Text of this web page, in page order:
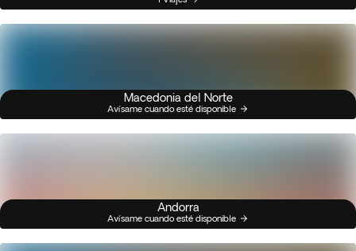
Macedonia del Norte
Avísame cuando esté disponible
Andorra
Avísame cuando esté disponible